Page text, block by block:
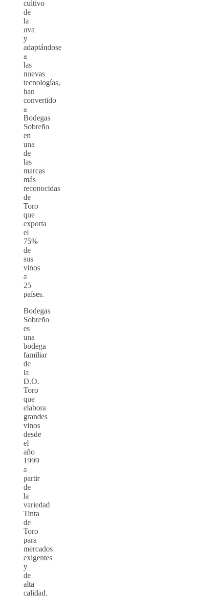
cultivo
de
la
uva
y
adaptándose
a
las
nuevas
tecnologías,
han
convertido
a
Bodegas
Sobreño
en
una
de
las
marcas
más
reconocidas
de
Toro
que
exporta
el
75%
de
sus
vinos
a
25
países.
Bodegas
Sobreño
es
una
bodega
familiar
de
la
D.O.
Toro
que
elabora
grandes
vinos
desde
el
año
1999
a
partir
de
la
variedad
Tinta
de
Toro
para
mercados
exigentes
y
de
alta
calidad.